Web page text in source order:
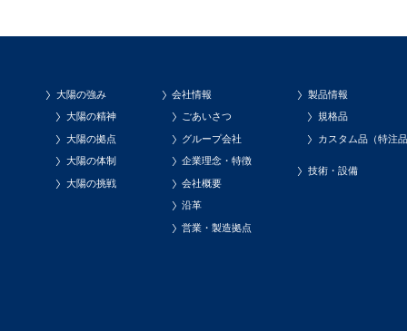
大陽の強み
大陽の精神
大陽の拠点
大陽の体制
大陽の挑戦
会社情報
ごあいさつ
グループ会社
企業理念・特徴
会社概要
沿革
営業・製造拠点
製品情報
規格品
カスタム品（特注
技術・設備